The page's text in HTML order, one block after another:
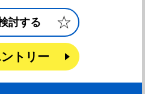
討する
トリー